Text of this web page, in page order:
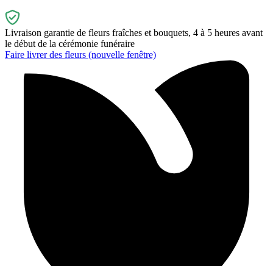
Livraison garantie de fleurs fraîches et bouquets, 4 à 5 heures avant
le début de la cérémonie funéraire
Faire livrer des fleurs (nouvelle fenêtre)